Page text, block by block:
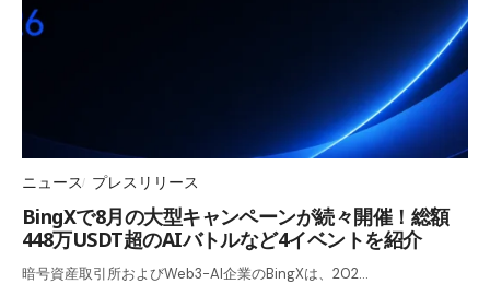
ニュース プレスリリース
BingXで8月の大型キャンペーンが続々開催！総額
448万USDT超のAIバトルなど4イベントを紹介
暗号資産取引所およびWeb3-AI企業のBingXは、202…